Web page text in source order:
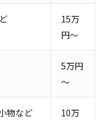
15万
円～
5万円
～
物など
10万